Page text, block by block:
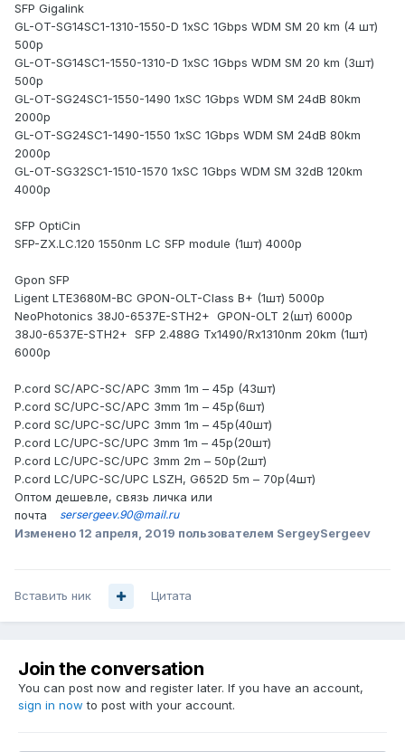
SFP Gigalink
GL-OT-SG14SC1-1310-1550-D 1xSC 1Gbps WDM SM 20 km (4 шт)
500р
GL-OT-SG14SC1-1550-1310-D 1xSC 1Gbps WDM SM 20 km (3шт)
500р
GL-OT-SG24SC1-1550-1490 1xSC 1Gbps WDM SM 24dB 80km
2000р
GL-OT-SG24SC1-1490-1550 1xSC 1Gbps WDM SM 24dB 80km
2000р
GL-OT-SG32SC1-1510-1570 1xSC 1Gbps WDM SM 32dB 120km
4000р
SFP OptiCin
SFP-ZX.LC.120 1550nm LC SFP module (1шт) 4000р
Gpon SFP
Ligent LTE3680M-BC GPON-OLT-Class B+ (1шт) 5000р
NeoPhotonics 38J0-6537E-STH2+ GPON-OLT 2(шт) 6000р
38J0-6537E-STH2+ SFP 2.488G Tx1490/Rx1310nm 20km (1шт)
6000р
P.cord SC/APC-SC/APC 3mm 1m – 45р (43шт)
P.cord SC/UPC-SC/APC 3mm 1m – 45р(6шт)
P.cord SC/UPC-SC/UPC 3mm 1m – 45р(40шт)
P.cord LC/UPC-SC/UPC 3mm 1m – 45р(20шт)
P.cord LC/UPC-SC/UPC 3mm 2m – 50р(2шт)
P.cord LC/UPC-SC/UPC LSZH, G652D 5m – 70р(4шт)
Оптом дешевле, связь личка или
почта
sersergeev.90@mail.ru
Изменено 12 апреля, 2019 пользователем SergeySergeev
Вставить ник Цитата
Join the conversation
You can post now and register later. If you have an account,
sign in now to post with your account.